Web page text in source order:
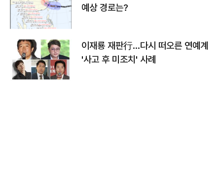
예상 경로는?
이재룡 재판行…다시 떠오른 연예계
'사고 후 미조치' 사례